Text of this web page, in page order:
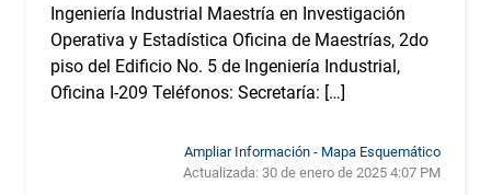
Ingeniería Industrial Maestría en Investigación
Operativa y Estadística Oficina de Maestrías, 2do
piso del Edificio No. 5 de Ingeniería Industrial,
Oficina I-209 Teléfonos: Secretaría: […]
Ampliar Información - Mapa Esquemático
Actualizada: 30 de enero de 2025 4:07 PM